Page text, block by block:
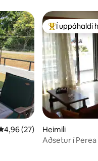
af 5 í meðaleinkunn, 27
4,96 (27)
Í mestu
Í uppáhaldi
Heimili
Aðsetur í